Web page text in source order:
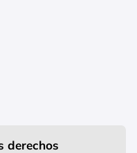
derechos